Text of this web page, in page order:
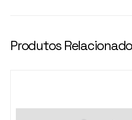
Produtos